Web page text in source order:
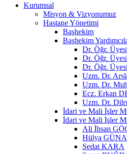
Kurumsal
Misyon & Vizyonumuz
Hastane Yönetimi
Başhekim
Başhekim
Dr. Öğr.
Dr. Öğr.
Dr. Öğr.
Uzm. Dr.
Uzm. Dr.
Ecz. Erkan
Uzm. Dr.
İdari ve Mali İşler
İdari ve Mali İşler
Ali İhsan
Hülya
Sedat KARA